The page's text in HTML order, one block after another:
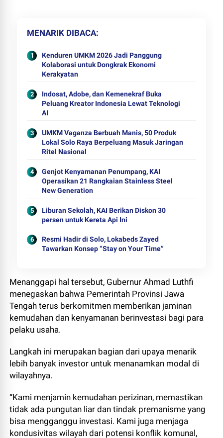
MENARIK DIBACA
Kenduren UMKM 2026 Jadi Panggung
Kolaborasi untuk Dongkrak Ekonomi
Kerakyatan
Indosat, Adobe, dan Kemenekraf Buka
Peluang Kreator Indonesia Lewat Teknologi
AI
UMKM Vaganza Berbuah Manis, 50 Produk
Lokal Solo Raya Berpeluang Masuk Jaringan
Ritel Nasional
Genjot Kenyamanan Penumpang, KAI
Operasikan 21 Rangkaian Stainless Steel
New Generation
Liburan Sekolah, KAI Berikan Diskon 30
persen untuk Kereta Api Ini
Resmi Hadir di Solo, Lokabeds Zayed
Tawarkan Konsep “Stay on Your Time”
Menanggapi hal tersebut, Gubernur Ahmad Luthfi
menegaskan bahwa Pemerintah Provinsi Jawa
Tengah terus berkomitmen memberikan jaminan
kemudahan dan kenyamanan berinvestasi bagi para
pelaku usaha.
Langkah ini merupakan bagian dari upaya menarik
lebih banyak investor untuk menanamkan modal di
wilayahnya.
“Kami menjamin kemudahan perizinan, memastikan
tidak ada pungutan liar dan tindak premanisme yang
bisa mengganggu investasi. Kami juga menjaga
kondusivitas wilayah dari potensi konflik komunal,